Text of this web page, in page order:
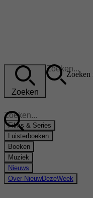
Zoeken
Zoeken
Films & Series
Luisterboeken
Boeken
Muziek
Nieuws
Over NieuwDezeWeek